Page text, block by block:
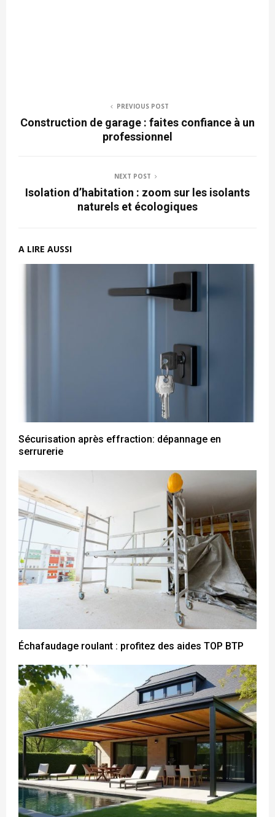
PREVIOUS POST
Construction de garage : faites confiance à un
professionnel
NEXT POST
Isolation d’habitation : zoom sur les isolants
naturels et écologiques
A LIRE AUSSI
Sécurisation après effraction: dépannage en
serrurerie
Échafaudage roulant : profitez des aides TOP BTP